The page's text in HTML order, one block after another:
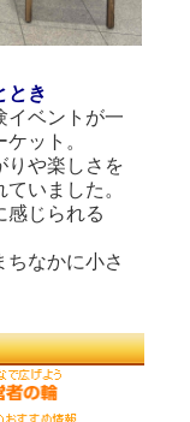
とき
イベントが一
ット。
りや楽しさを
いました。
感じられる
ちなかに小さ